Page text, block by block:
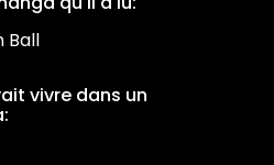
Ball
vivre dans un